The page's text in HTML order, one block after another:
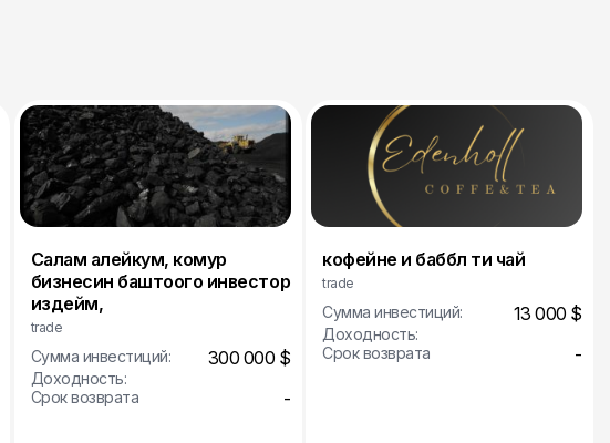
Салам алейкум, комур
бизнесин баштоого инвестор
издейм,
trade
Сумма инвестиций: 300 000 $
Доходность:
Срок возврата
-
кофейне и баббл ти чай
trade
Сумма инвестиций: 13 000 $
Доходность:
Срок возврата
-